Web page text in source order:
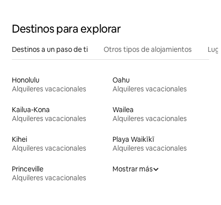
Destinos para explorar
Destinos a un paso de ti Otros tipos de alojamientos
Honolulu
Alquileres vacacionales
Oahu
Alquileres vacacionales
Kailua-Kona
Alquileres vacacionales
Wailea
Alquileres vacacionales
Kihei
Alquileres vacacionales
Playa Waikīkī
Alquileres vacacionales
Princeville
Alquileres vacacionales
Mostrar más